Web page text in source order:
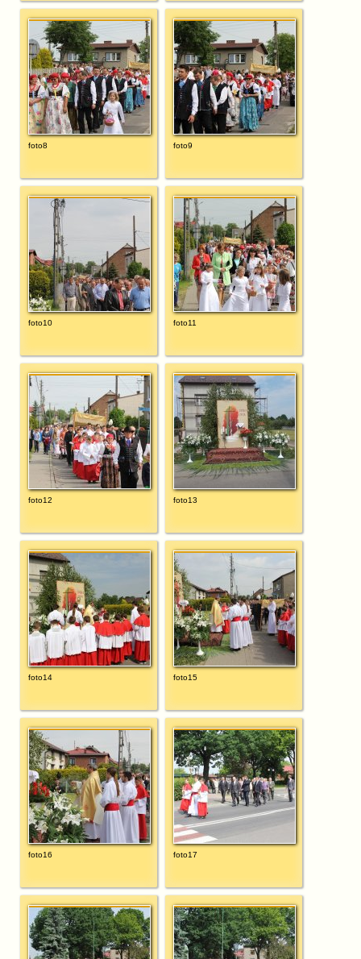
foto8 foto9
foto10 foto11
foto12 foto13
foto14 foto15
foto16 foto17